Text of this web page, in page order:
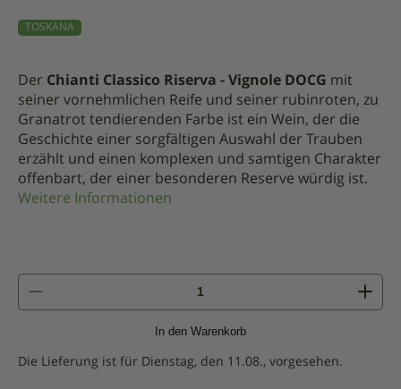
TOSKANA
Der Chianti Classico Riserva - Vignole DOCG mit
seiner vornehmlichen Reife und seiner rubinroten, zu
Granatrot tendierenden Farbe ist ein Wein, der die
Geschichte einer sorgfältigen Auswahl der Trauben
erzählt und einen komplexen und samtigen Charakter
offenbart, der einer besonderen Reserve würdig ist.
Weitere Informationen
Riserva
In den Warenkorb
Die Lieferung ist für Dienstag, den 11.08., vorgesehen.